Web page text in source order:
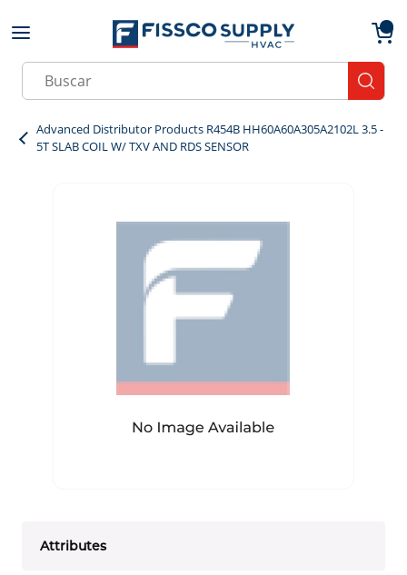
Skip to main content
Site Search
Advanced Distributor Products R454B HH60A60A305A2102L 3.5 -
5T SLAB COIL W/ TXV AND RDS SENSOR
Attributes